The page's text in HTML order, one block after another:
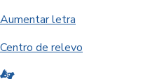
Aumentar letra
Centro de relevo